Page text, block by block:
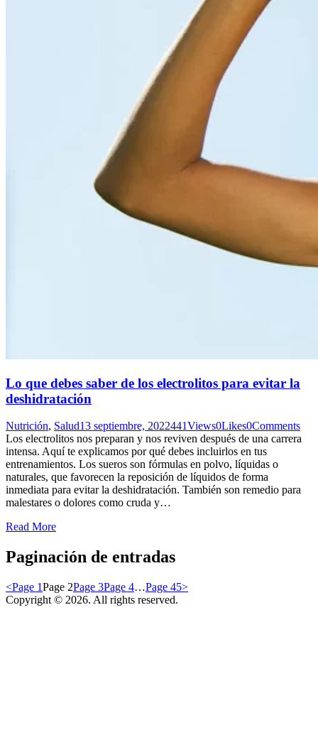
Lo que debes saber de los electrolitos para evitar la
deshidratación
Nutrición, Salud13 septiembre, 2022441Views0Likes0Comments
Los electrolitos nos preparan y nos reviven después de una carrera
intensa. Aquí te explicamos por qué debes incluirlos en tus
entrenamientos. Los sueros son fórmulas en polvo, líquidas o
naturales, que favorecen la reposición de líquidos de forma
inmediata para evitar la deshidratación. También son remedio para
malestares o dolores como cruda y…
Read More
Paginación de entradas
<Page 1Page 2Page 3Page 4…Page 45>
Copyright © 2026. All rights reserved.